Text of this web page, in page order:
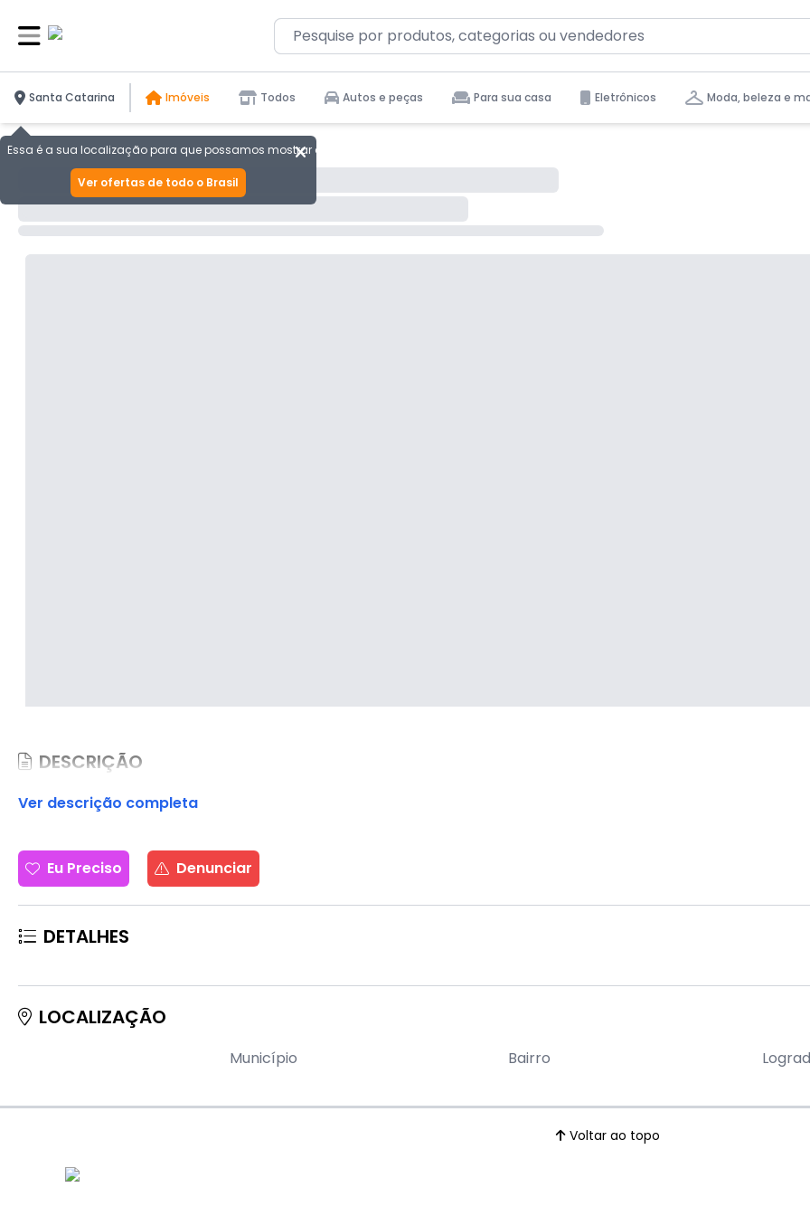
Santa Catarina
Essa é a sua localização para que possamos mostrar as melhores ofertas para você.
Ver ofertas de todo o Brasil
Imóveis Todos Autos e peças Para sua casa Eletrônicos Moda, beleza e
DESCRIÇÃO
Ver descrição completa
Eu Preciso Denunciar
DETALHES
LOCALIZAÇÃO
Município Bairro
Voltar ao topo